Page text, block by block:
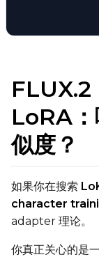
LoRA：
似度？
如果你在搜索
character
adapter 理论。
你真正关心的是